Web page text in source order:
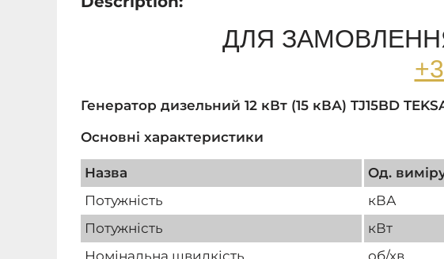
ДЛЯ
Генератор дизельний 12 кВт (15 кВА) TJ15BD
Основні характеристики
Назва Од.
Потужність
кВА
Потужність
кВт
Номінальна швидкість
об/хв